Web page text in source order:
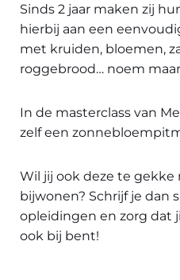
Sinds 2 jaar maken zij
hierbij aan een
met kruiden, bloemen,
roggebrood… noem
In de masterclass van
zelf een
Wil jij ook deze te gekke
bijwonen? Schrijf je dan
opleidingen en zorg dat
ook bij bent!